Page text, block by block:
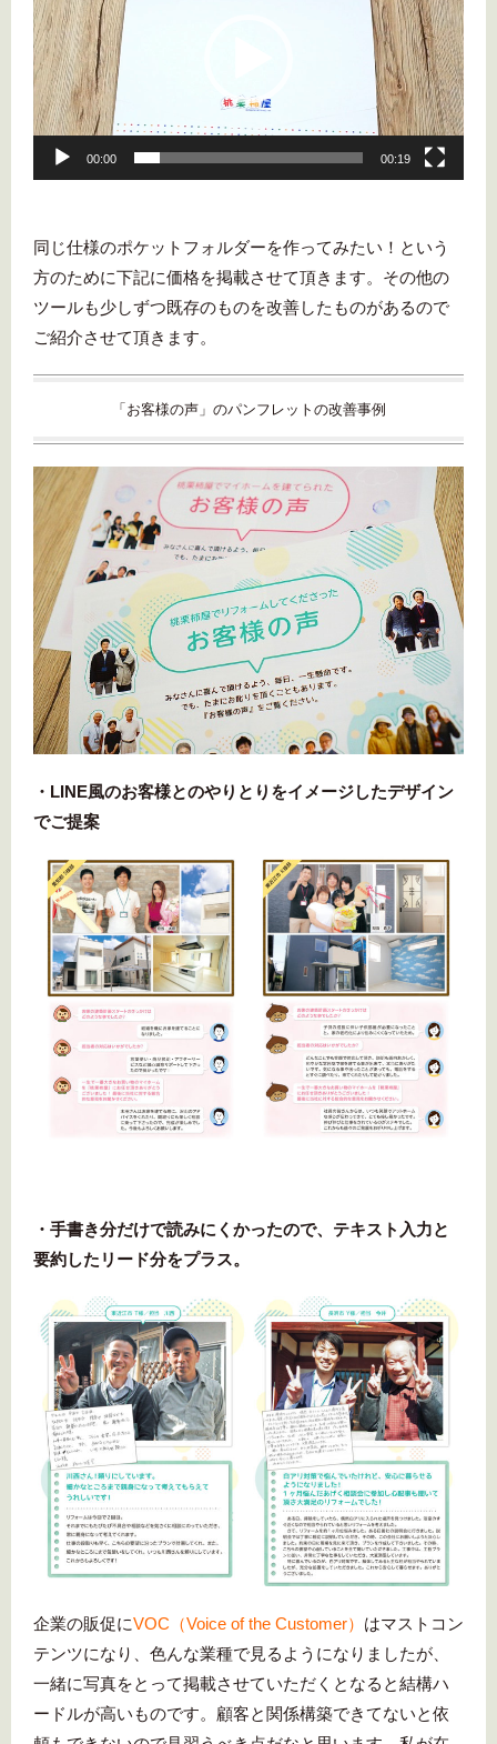
プ
レ
ー
ヤ
ー
00:00 00:19
同じ仕様のポケットフォルダーを作ってみたい！という
方のために下記に価格を掲載させて頂きます。その他の
ツールも少しずつ既存のものを改善したものがあるので
ご紹介させて頂きます。
「お客様の声」のパンフレットの改善事例
・LINE風のお客様とのやりとりをイメージしたデザイン
でご提案
・手書き分だけで読みにくかったので、テキスト入力と
要約したリード分をプラス。
企業の販促にVOC（Voice of the Customer） はマストコン
テンツになり、色んな業種で見るようになりましたが、
一緒に写真をとって掲載させていただくとなると結構ハ
ードルが高いものです。顧客と関係構築できてないと依